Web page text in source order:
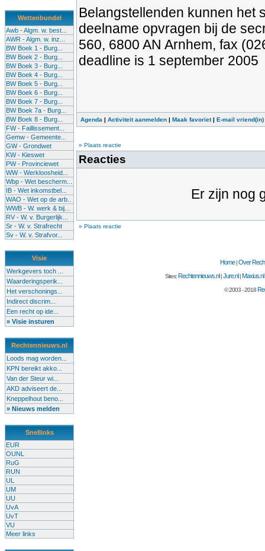
Wettenbundel
Awb - Algm. w. best...
AWR - Algm. w. inz...
BW Boek 1 - Burg...
BW Boek 2 - Burg...
BW Boek 3 - Burg...
BW Boek 4 - Burg...
BW Boek 5 - Burg...
BW Boek 6 - Burg...
BW Boek 7 - Burg...
BW Boek 7a - Burg...
BW Boek 8 - Burg...
FW - Faillissement...
Gemw - Gemeente...
GW - Grondwet
KW - Kieswet
PW - Provinciewet
WW - Werkloosheid...
Wbp - Wet bescherm...
IB - Wet inkomstbel...
WAO - Wet op de arb..
WWB - W. werk & bij...
RV - W. v. Burgerlijk...
Sr - W. v. Strafrecht
Sv - W. v. Strafvor...
Visie
Werkgevers toch ...
Waarderingsperik...
Het verschonings...
Indirect discrim...
Een recht op ide...
» Visie insturen
Rechtennieuws.nl
Loods mag worden...
KPN bereikt akko...
Van der Steur wi...
AKD adviseert de...
Kneppelhout beno...
» Nieuws melden
Snellinks
EUR
OUNL
RuG
RUN
UL
UM
UU
UvA
UvT
VU
Meer links
Belangstellenden kunnen het
deelname opvragen bij de
560, 6800 AN Arnhem, fax
deadline is 1 september 2005
Agenda | Activiteit aanmelden | Maak favoriet| E-mail vriend(in)
» Plaats reactie
Reacties
Er zijn nog
» Plaats reactie
Home|Over
Sites:Rechtennieuws.nl |Jure.nl |Maxius.nl
© 2003 - 2018